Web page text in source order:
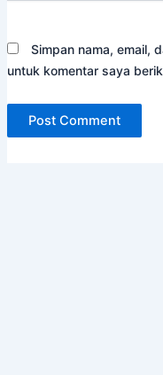
Simpan nama, email,
untuk komentar saya